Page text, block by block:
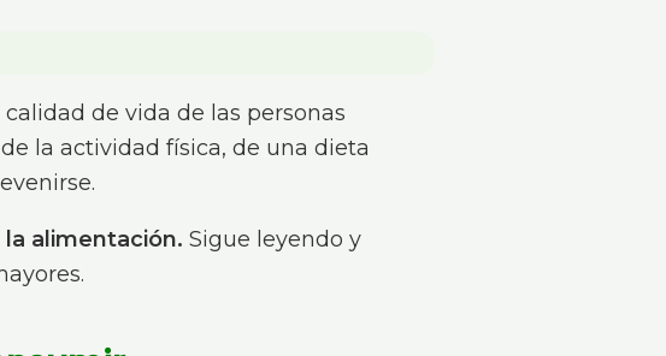
de vida de las personas
la actividad física, de una dieta
la alimentación.Sigue leyendo y